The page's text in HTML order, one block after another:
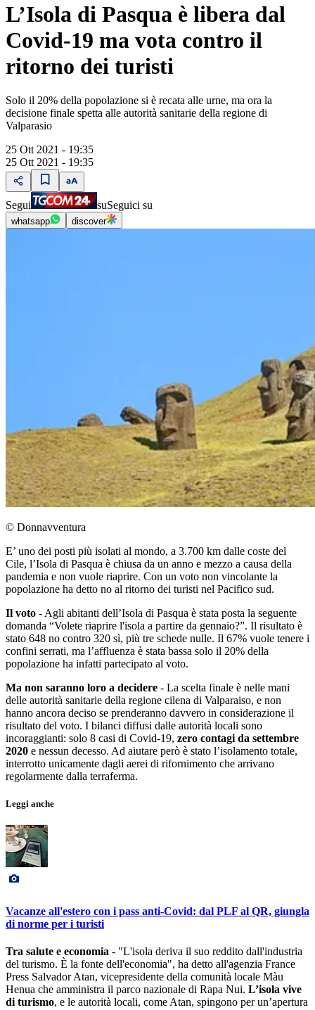
L’Isola di Pasqua è libera dal
Covid-19 ma vota contro il
ritorno dei turisti
Solo il 20% della popolazione si è recata alle urne, ma ora la
decisione finale spetta alle autorità sanitarie della regione di
Valparasio
25 Ott 2021 - 19:35
25 Ott 2021 - 19:35
Segui suSeguici su
whatsapp discover
© Donnavventura
E’ uno dei posti più isolati al mondo, a 3.700 km dalle coste del
Cile, l’Isola di Pasqua è chiusa da un anno e mezzo a causa della
pandemia e non vuole riaprire. Con un voto non vincolante la
popolazione ha detto no al ritorno dei turisti nel Pacifico sud.
Il voto - Agli abitanti dell’Isola di Pasqua è stata posta la seguente
domanda “Volete riaprire l'isola a partire da gennaio?”. Il risultato è
stato 648 no contro 320 sì, più tre schede nulle. Il 67% vuole tenere i
confini serrati, ma l’affluenza è stata bassa solo il 20% della
popolazione ha infatti partecipato al voto.
Ma non saranno loro a decidere - La scelta finale è nelle mani
delle autorità sanitarie della regione cilena di Valparaiso, e non
hanno ancora deciso se prenderanno davvero in considerazione il
risultato del voto. I bilanci diffusi dalle autorità locali sono
incoraggianti: solo 8 casi di Covid-19, zero contagi da settembre
2020 e nessun decesso. Ad aiutare però è stato l’isolamento totale,
interrotto unicamente dagli aerei di rifornimento che arrivano
regolarmente dalla terraferma.
Leggi anche
Vacanze all'estero con i pass anti-Covid: dal PLF al QR, giungla
di norme per i turisti
Tra salute e economia - "L'isola deriva il suo reddito dall'industria
del turismo. È la fonte dell'economia", ha detto all'agenzia France
Press Salvador Atan, vicepresidente della comunità locale Màu
Henua che amministra il parco nazionale di Rapa Nui. L’isola vive
di turismo, e le autorità locali, come Atan, spingono per un’apertura